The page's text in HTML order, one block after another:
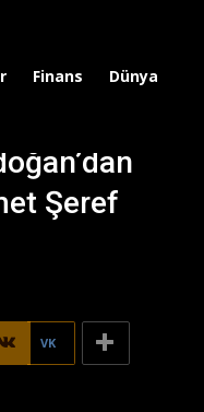
Finans Dünya
Şeref
VK